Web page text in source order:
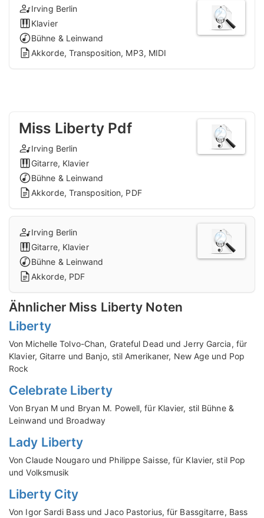
Irving Berlin
Klavier
Bühne & Leinwand
Akkorde, Transposition, MP3, MIDI
Miss Liberty Pdf
Irving Berlin
Gitarre, Klavier
Bühne & Leinwand
Akkorde, Transposition, PDF
Irving Berlin
Gitarre, Klavier
Bühne & Leinwand
Akkorde, PDF
Ähnlicher Miss Liberty Noten
Liberty
Von Michelle Tolvo-Chan, Grateful Dead und Jerry Garcia, für
Klavier, Gitarre und Banjo, stil Amerikaner, New Age und Pop
Rock
Celebrate Liberty
Von Bryan M und Bryan M. Powell, für Klavier, stil Bühne &
Leinwand und Broadway
Lady Liberty
Von Claude Nougaro und Philippe Saisse, für Klavier, stil Pop
und Volksmusik
Liberty City
Von Igor Sardi Bass und Jaco Pastorius, für Bassgitarre, Bass